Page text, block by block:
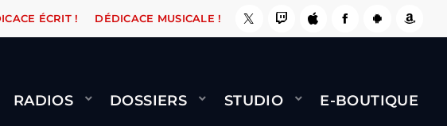
ROAD QUI PASSE, ÇA LE FAIT ! NAMI BERNARD MINET - FLY
ÉCRIT ! DÉDICACE MUSICALE !
RADIOS DOSSIERS STUDIO E-BOUTIQUE